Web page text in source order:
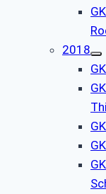
2018